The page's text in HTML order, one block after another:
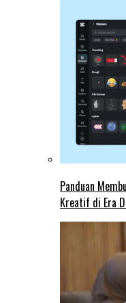
Panduan
Kreatif di Era